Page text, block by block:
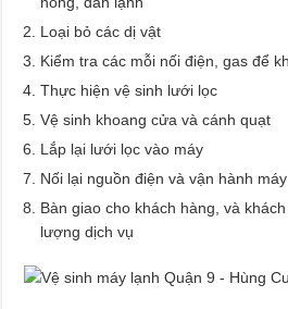
Loại bỏ các dị vật
Kiểm tra các mỗi nối điện, gas để
Thực hiện vệ sinh lưới lọc
Vệ sinh khoang cửa và cánh quạt
Lắp lại lưới lọc vào máy
Nối lại nguồn điện và vận hành máy
Bàn giao cho khách hàng, và
lượng dịch vụ